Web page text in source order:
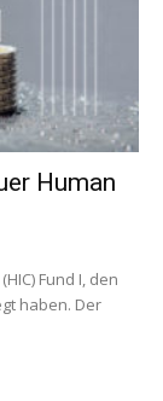
Human
Fund I, den
haben. Der